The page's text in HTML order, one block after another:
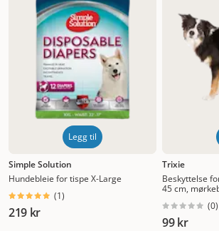
tispetruser fungere som et ekstra
noen ivrige frirere prøver å komme nær
uoppmerksomt øyeblikk, men husk at
garanti for å forhindre dette.
Kjøp
tispetruser online hos Dyrekasen
Spør
hvis du er usikker på hva du bør velge til
blant modeller fra kjente og pålitelige
levering etter bestilling. Når du handler
kr, betaler vi frakten. Har du funnet det
en titt i nettbutikken og velg dine
Legg til
Simple Solution
Hundebleie for tispe X-Large
(1)
219 kr
Trixie
Beskyttelse
45 cm,
(0)
99 kr